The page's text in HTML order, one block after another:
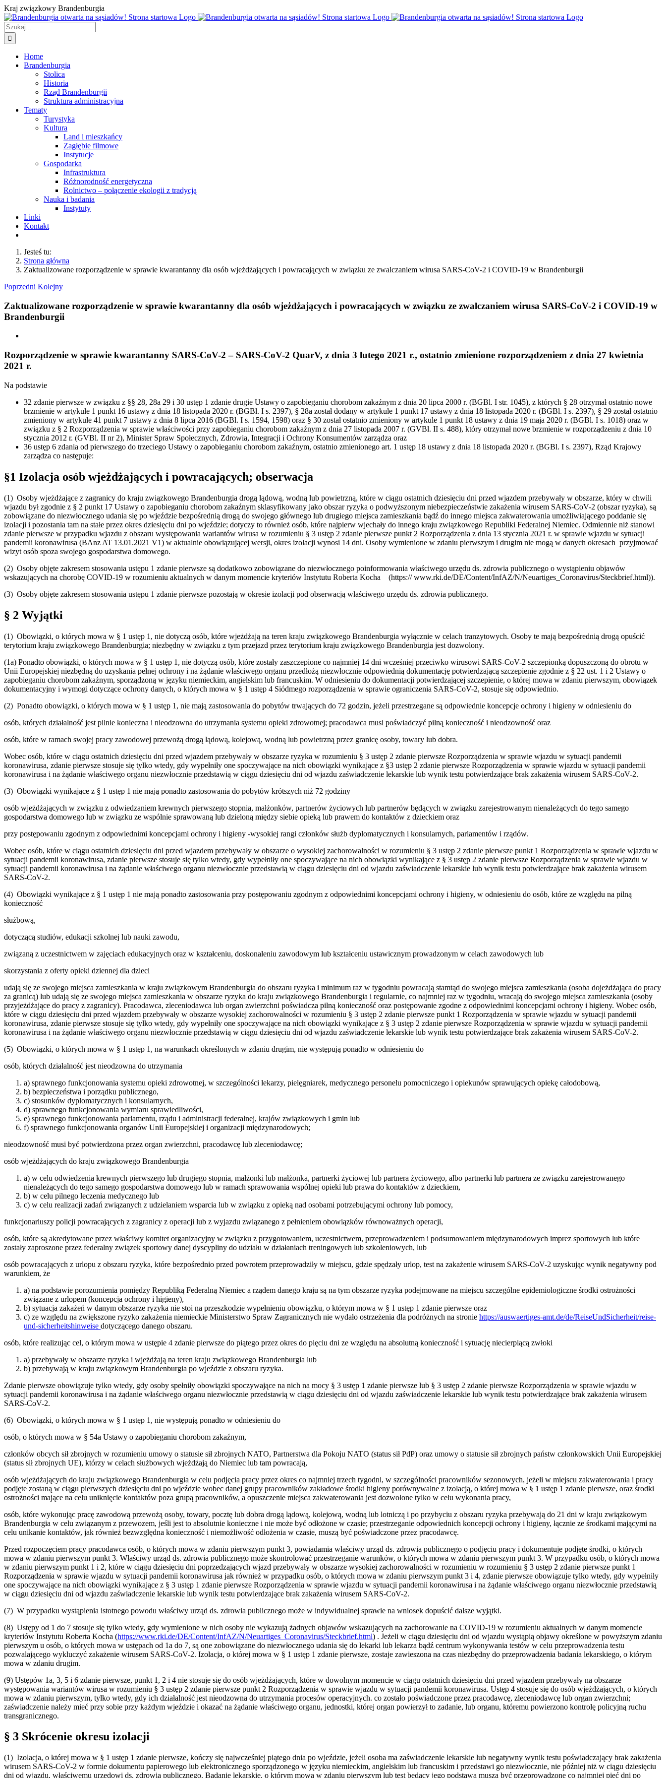
Przejdź
do
zawartości
Kraj związkowy Brandenburgia
Szukaj
Home
Brandenburgia
Stolica
Historia
Rząd Brandenburgii
Struktura administracyjna
Tematy
Turystyka
Kultura
Land i mieszkańcy
Zagłębie filmowe
Instytucje
Gospodarka
Infrastruktura
Różnorodność energetyczna
Rolnictwo – połączenie ekologii z tradycją
Nauka i badania
Instytuty
Linki
Kontakt
Jesteś tu:
Strona główna
Zaktualizowane rozporządzenie w sprawie kwarantanny dla osób wjeżdżających i powracających w związku ze zwalczaniem wirusa SARS-CoV-2 i COVID-19 w Brandenburgii
Poprzedni Kolejny
Zaktualizowane rozporządzenie w sprawie kwarantanny dla osób wjeżdżających i powracających w związku ze zwalczaniem wirusa SARS-CoV-2 i COVID-19 w
Brandenburgii
obrazek
Rozporządzenie w sprawie kwarantanny SARS-CoV-2 – SARS-CoV-2 QuarV, z dnia 3 lutego 2021 r., ostatnio zmienione rozporządzeniem z dnia 27 kwietnia
2021 r.
Na podstawie
32 zdanie pierwsze w związku z §§ 28, 28a 29 i 30 ustęp 1 zdanie drugie Ustawy o zapobieganiu chorobom zakaźnym z dnia 20 lipca 2000 r. (BGBl. I str. 1045), z których § 28 otrzymał ostatnio nowe
brzmienie w artykule 1 punkt 16 ustawy z dnia 18 listopada 2020 r. (BGBl. I s. 2397), § 28a został dodany w artykule 1 punkt 17 ustawy z dnia 18 listopada 2020 r. (BGBl. I s. 2397), § 29 został ostatnio
zmieniony w artykule 41 punkt 7 ustawy z dnia 8 lipca 2016 (BGBl. I s. 1594, 1598) oraz § 30 został ostatnio zmieniony w artykule 1 punkt 18 ustawy z dnia 19 maja 2020 r. (BGBl. I s. 1018) oraz w
związku z § 2 Rozporządzenia w sprawie właściwości przy zapobieganiu chorobom zakaźnym z dnia 27 listopada 2007 r. (GVBl. II s. 488), który otrzymał nowe brzmienie w rozporządzeniu z dnia 10
stycznia 2012 r. (GVBl. II nr 2), Minister Spraw Społecznych, Zdrowia, Integracji i Ochrony Konsumentów zarządza oraz
36 ustęp 6 zdania od pierwszego do trzeciego Ustawy o zapobieganiu chorobom zakaźnym, ostatnio zmienionego art. 1 ustęp 18 ustawy z dnia 18 listopada 2020 r. (BGBl. I s. 2397), Rząd Krajowy
zarządza co następuje:
§1 Izolacja osób wjeżdżających i powracających; obserwacja
(1) Osoby wjeżdżające z zagranicy do kraju związkowego Brandenburgia drogą lądową, wodną lub powietrzną, które w ciągu ostatnich dziesięciu dni przed wjazdem przebywały w obszarze, który w chwili
wjazdu był zgodnie z § 2 punkt 17 Ustawy o zapobieganiu chorobom zakaźnym sklasyfikowany jako obszar ryzyka o podwyższonym niebezpieczeństwie zakażenia wirusem SARS-CoV-2 (obszar ryzyka), są
zobowiązane do niezwłocznego udania się po wjeździe bezpośrednią drogą do swojego głównego lub drugiego miejsca zamieszkania bądź do innego miejsca zakwaterowania umożliwiającego poddanie się
izolacji i pozostania tam na stałe przez okres dziesięciu dni po wjeździe; dotyczy to również osób, które najpierw wjechały do innego kraju związkowego Republiki Federalnej Niemiec. Odmiennie niż stanowi
zdanie pierwsze w przypadku wjazdu z obszaru występowania wariantów wirusa w rozumieniu § 3 ustęp 2 zdanie pierwsze punkt 2 Rozporządzenia z dnia 13 stycznia 2021 r. w sprawie wjazdu w sytuacji
pandemii koronawirusa (BAnz AT 13.01.2021 V1) w aktualnie obowiązującej wersji, okres izolacji wynosi 14 dni. Osoby wymienione w zdaniu pierwszym i drugim nie mogą w danych okresach przyjmować
wizyt osób spoza swojego gospodarstwa domowego.
(2) Osoby objęte zakresem stosowania ustępu 1 zdanie pierwsze są dodatkowo zobowiązane do niezwłocznego poinformowania właściwego urzędu ds. zdrowia publicznego o wystąpieniu objawów
wskazujących na chorobę COVID-19 w rozumieniu aktualnych w danym momencie kryteriów Instytutu Roberta Kocha (https:// www.rki.de/DE/Content/InfAZ/N/Neuartiges_Coronavirus/Steckbrief.html)).
(3) Osoby objęte zakresem stosowania ustępu 1 zdanie pierwsze pozostają w okresie izolacji pod obserwacją właściwego urzędu ds. zdrowia publicznego.
§ 2 Wyjątki
(1) Obowiązki, o których mowa w § 1 ustęp 1, nie dotyczą osób, które wjeżdżają na teren kraju związkowego Brandenburgia wyłącznie w celach tranzytowych. Osoby te mają bezpośrednią drogą opuścić
terytorium kraju związkowego Brandenburgia; niezbędny w związku z tym przejazd przez terytorium kraju związkowego Brandenburgia jest dozwolony.
(1a) Ponadto obowiązki, o których mowa w § 1 ustęp 1, nie dotyczą osób, które zostały zaszczepione co najmniej 14 dni wcześniej przeciwko wirusowi SARS-CoV-2 szczepionką dopuszczoną do obrotu w
Unii Europejskiej niezbędną do uzyskania pełnej ochrony i na żądanie właściwego organu przedłożą niezwłocznie odpowiednią dokumentację potwierdzającą szczepienie zgodnie z § 22 ust. 1 i 2 Ustawy o
zapobieganiu chorobom zakaźnym, sporządzoną w języku niemieckim, angielskim lub francuskim. W odniesieniu do dokumentacji potwierdzającej szczepienie, o której mowa w zdaniu pierwszym, obowiązek
dokumentacyjny i wymogi dotyczące ochrony danych, o których mowa w § 1 ustęp 4 Siódmego rozporządzenia w sprawie ograniczenia SARS-CoV-2, stosuje się odpowiednio.
(2) Ponadto obowiązki, o których mowa w § 1 ustęp 1, nie mają zastosowania do pobytów trwających do 72 godzin, jeżeli przestrzegane są odpowiednie koncepcje ochrony i higieny w odniesieniu do
osób, których działalność jest pilnie konieczna i nieodzowna do utrzymania systemu opieki zdrowotnej; pracodawca musi poświadczyć pilną konieczność i nieodzowność oraz
osób, które w ramach swojej pracy zawodowej przewożą drogą lądową, kolejową, wodną lub powietrzną przez granicę osoby, towary lub dobra.
Wobec osób, które w ciągu ostatnich dziesięciu dni przed wjazdem przebywały w obszarze ryzyka w rozumieniu § 3 ustęp 2 zdanie pierwsze Rozporządzenia w sprawie wjazdu w sytuacji pandemii
koronawirusa, zdanie pierwsze stosuje się tylko wtedy, gdy wypełniły one spoczywające na nich obowiązki wynikające z §3 ustęp 2 zdanie pierwsze Rozporządzenia w sprawie wjazdu w sytuacji pandemii
koronawirusa i na żądanie właściwego organu niezwłocznie przedstawią w ciągu dziesięciu dni od wjazdu zaświadczenie lekarskie lub wynik testu potwierdzające brak zakażenia wirusem SARS-CoV-2.
(3) Obowiązki wynikające z § 1 ustęp 1 nie mają ponadto zastosowania do pobytów krótszych niż 72 godziny
osób wjeżdżających w związku z odwiedzaniem krewnych pierwszego stopnia, małżonków, partnerów życiowych lub partnerów będących w związku zarejestrowanym nienależących do tego samego
gospodarstwa domowego lub w związku ze wspólnie sprawowaną lub dzieloną między siebie opieką lub prawem do kontaktów z dzieckiem oraz
przy postępowaniu zgodnym z odpowiednimi koncepcjami ochrony i higieny -wysokiej rangi członków służb dyplomatycznych i konsularnych, parlamentów i rządów.
Wobec osób, które w ciągu ostatnich dziesięciu dni przed wjazdem przebywały w obszarze o wysokiej zachorowalności w rozumieniu § 3 ustęp 2 zdanie pierwsze punkt 1 Rozporządzenia w sprawie wjazdu w
sytuacji pandemii koronawirusa, zdanie pierwsze stosuje się tylko wtedy, gdy wypełniły one spoczywające na nich obowiązki wynikające z § 3 ustęp 2 zdanie pierwsze Rozporządzenia w sprawie wjazdu w
sytuacji pandemii koronawirusa i na żądanie właściwego organu niezwłocznie przedstawią w ciągu dziesięciu dni od wjazdu zaświadczenie lekarskie lub wynik testu potwierdzające brak zakażenia wirusem
SARS-CoV-2.
(4) Obowiązki wynikające z § 1 ustęp 1 nie mają ponadto zastosowania przy postępowaniu zgodnym z odpowiednimi koncepcjami ochrony i higieny, w odniesieniu do osób, które ze względu na pilną
konieczność
służbową,
dotyczącą studiów, edukacji szkolnej lub nauki zawodu,
związaną z uczestnictwem w zajęciach edukacyjnych oraz w kształceniu, doskonaleniu zawodowym lub kształceniu ustawicznym prowadzonym w celach zawodowych lub
skorzystania z oferty opieki dziennej dla dzieci
udają się ze swojego miejsca zamieszkania w kraju związkowym Brandenburgia do obszaru ryzyka i minimum raz w tygodniu powracają stamtąd do swojego miejsca zamieszkania (osoba dojeżdżająca do pracy
za granicą) lub udają się ze swojego miejsca zamieszkania w obszarze ryzyka do kraju związkowego Brandenburgia i regularnie, co najmniej raz w tygodniu, wracają do swojego miejsca zamieszkania (osoby
przyjeżdżające do pracy z zagranicy). Pracodawca, zleceniodawca lub organ zwierzchni poświadcza pilną konieczność oraz postępowanie zgodne z odpowiednimi koncepcjami ochrony i higieny. Wobec osób,
które w ciągu dziesięciu dni przed wjazdem przebywały w obszarze wysokiej zachorowalności w rozumieniu § 3 ustęp 2 zdanie pierwsze punkt 1 Rozporządzenia w sprawie wjazdu w sytuacji pandemii
koronawirusa, zdanie pierwsze stosuje się tylko wtedy, gdy wypełniły one spoczywające na nich obowiązki wynikające z § 3 ustęp 2 zdanie pierwsze Rozporządzenia w sprawie wjazdu w sytuacji pandemii
koronawirusa i na żądanie właściwego organu niezwłocznie przedstawią w ciągu dziesięciu dni od wjazdu zaświadczenie lekarskie lub wynik testu potwierdzające brak zakażenia wirusem SARS-CoV-2.
(5) Obowiązki, o których mowa w § 1 ustęp 1, na warunkach określonych w zdaniu drugim, nie występują ponadto w odniesieniu do
osób, których działalność jest nieodzowna do utrzymania
a) sprawnego funkcjonowania systemu opieki zdrowotnej, w szczególności lekarzy, pielęgniarek, medycznego personelu pomocniczego i opiekunów sprawujących opiekę całodobową,
b) bezpieczeństwa i porządku publicznego,
c) stosunków dyplomatycznych i konsularnych,
d) sprawnego funkcjonowania wymiaru sprawiedliwości,
e) sprawnego funkcjonowania parlamentu, rządu i administracji federalnej, krajów związkowych i gmin lub
f) sprawnego funkcjonowania organów Unii Europejskiej i organizacji międzynarodowych;
nieodzowność musi być potwierdzona przez organ zwierzchni, pracodawcę lub zleceniodawcę;
osób wjeżdżających do kraju związkowego Brandenburgia
a) w celu odwiedzenia krewnych pierwszego lub drugiego stopnia, małżonki lub małżonka, partnerki życiowej lub partnera życiowego, albo partnerki lub partnera ze związku zarejestrowanego
nienależących do tego samego gospodarstwa domowego lub w ramach sprawowania wspólnej opieki lub prawa do kontaktów z dzieckiem,
b) w celu pilnego leczenia medycznego lub
c) w celu realizacji zadań związanych z udzielaniem wsparcia lub w związku z opieką nad osobami potrzebującymi ochrony lub pomocy,
funkcjonariuszy policji powracających z zagranicy z operacji lub z wyjazdu związanego z pełnieniem obowiązków równoważnych operacji,
osób, które są akredytowane przez właściwy komitet organizacyjny w związku z przygotowaniem, uczestnictwem, przeprowadzeniem i podsumowaniem międzynarodowych imprez sportowych lub które
zostały zaproszone przez federalny związek sportowy danej dyscypliny do udziału w działaniach treningowych lub szkoleniowych, lub
osób powracających z urlopu z obszaru ryzyka, które bezpośrednio przed powrotem przeprowadziły w miejscu, gdzie spędzały urlop, test na zakażenie wirusem SARS-CoV-2 uzyskując wynik negatywny pod
warunkiem, że
a) na podstawie porozumienia pomiędzy Republiką Federalną Niemiec a rządem danego kraju są na tym obszarze ryzyka podejmowane na miejscu szczególne epidemiologiczne środki ostrożności
związane z urlopem (koncepcja ochrony i higieny),
b) sytuacja zakażeń w danym obszarze ryzyka nie stoi na przeszkodzie wypełnieniu obowiązku, o którym mowa w § 1 ustęp 1 zdanie pierwsze oraz
c) ze względu na zwiększone ryzyko zakażenia niemieckie Ministerstwo Spraw Zagranicznych nie wydało ostrzeżenia dla podróżnych na stronie https://auswaertiges-amt.de/de/ReiseUndSicherheit/reise-
und-sicherheitshinweise dotyczącego danego obszaru.
osób, które realizując cel, o którym mowa w ustępie 4 zdanie pierwsze do piątego przez okres do pięciu dni ze względu na absolutną konieczność i sytuację niecierpiącą zwłoki
a) przebywały w obszarze ryzyka i wjeżdżają na teren kraju związkowego Brandenburgia lub
b) przebywają w kraju związkowym Brandenburgia po wjeździe z obszaru ryzyka.
Zdanie pierwsze obowiązuje tylko wtedy, gdy osoby spełniły obowiązki spoczywające na nich na mocy § 3 ustęp 1 zdanie pierwsze lub § 3 ustęp 2 zdanie pierwsze Rozporządzenia w sprawie wjazdu w
sytuacji pandemii koronawirusa i na żądanie właściwego organu niezwłocznie przedstawią w ciągu dziesięciu dni od wjazdu zaświadczenie lekarskie lub wynik testu potwierdzające brak zakażenia wirusem
SARS-CoV-2.
(6) Obowiązki, o których mowa w § 1 ustęp 1, nie występują ponadto w odniesieniu do
osób, o których mowa w § 54a Ustawy o zapobieganiu chorobom zakaźnym,
członków obcych sił zbrojnych w rozumieniu umowy o statusie sił zbrojnych NATO, Partnerstwa dla Pokoju NATO (status sił PdP) oraz umowy o statusie sił zbrojnych państw członkowskich Unii Europejskiej
(status sił zbrojnych UE), którzy w celach służbowych wjeżdżają do Niemiec lub tam powracają,
osób wjeżdżających do kraju związkowego Brandenburgia w celu podjęcia pracy przez okres co najmniej trzech tygodni, w szczególności pracowników sezonowych, jeżeli w miejscu zakwaterowania i pracy
podjęte zostaną w ciągu pierwszych dziesięciu dni po wjeździe wobec danej grupy pracowników zakładowe środki higieny porównywalne z izolacją, o której mowa w § 1 ustęp 1 zdanie pierwsze, oraz środki
ostrożności mające na celu uniknięcie kontaktów poza grupą pracowników, a opuszczenie miejsca zakwaterowania jest dozwolone tylko w celu wykonania pracy,
osób, które wykonując pracę zawodową przewożą osoby, towary, pocztę lub dobra drogą lądową, kolejową, wodną lub lotniczą i po przybyciu z obszaru ryzyka przebywają do 21 dni w kraju związkowym
Brandenburgia w celu związanym z przewozem, jeśli jest to absolutnie konieczne i nie może być odłożone w czasie; przestrzeganie odpowiednich koncepcji ochrony i higieny, łącznie ze środkami mającymi na
celu unikanie kontaktów, jak również bezwzględna konieczność i niemożliwość odłożenia w czasie, muszą być poświadczone przez pracodawcę.
Przed rozpoczęciem pracy pracodawca osób, o których mowa w zdaniu pierwszym punkt 3, powiadamia właściwy urząd ds. zdrowia publicznego o podjęciu pracy i dokumentuje podjęte środki, o których
mowa w zdaniu pierwszym punkt 3. Właściwy urząd ds. zdrowia publicznego może skontrolować przestrzeganie warunków, o których mowa w zdaniu pierwszym punkt 3. W przypadku osób, o których mowa
w zdaniu pierwszym punkt 1 i 2, które w ciągu dziesięciu dni poprzedzających wjazd przebywały w obszarze wysokiej zachorowalności w rozumieniu w rozumieniu § 3 ustęp 2 zdanie pierwsze punkt 1
Rozporządzenia w sprawie wjazdu w sytuacji pandemii koronawirusa jak również w przypadku osób, o których mowa w zdaniu pierwszym punkt 3 i 4, zdanie pierwsze obowiązuje tylko wtedy, gdy wypełniły
one spoczywające na nich obowiązki wynikające z § 3 ustęp 1 zdanie pierwsze Rozporządzenia w sprawie wjazdu w sytuacji pandemii koronawirusa i na żądanie właściwego organu niezwłocznie przedstawią
w ciągu dziesięciu dni od wjazdu zaświadczenie lekarskie lub wynik testu potwierdzające brak zakażenia wirusem SARS-CoV-2.
(7) W przypadku wystąpienia istotnego powodu właściwy urząd ds. zdrowia publicznego może w indywidualnej sprawie na wniosek dopuścić dalsze wyjątki.
(8) Ustępy od 1 do 7 stosuje się tylko wtedy, gdy wymienione w nich osoby nie wykazują żadnych objawów wskazujących na zachorowanie na COVID-19 w rozumieniu aktualnych w danym momencie
kryteriów Instytutu Roberta Kocha (https://www.rki.de/DE/Content/InfAZ/N/Neuartiges_Coronavirus/Steckbrief.html) . Jeżeli w ciągu dziesięciu dni od wjazdu wystąpią objawy określone w powyższym zdaniu
pierwszym u osób, o których mowa w ustępach od 1a do 7, są one zobowiązane do niezwłocznego udania się do lekarki lub lekarza bądź centrum wykonywania testów w celu przeprowadzenia testu
pozwalającego wykluczyć zakażenie wirusem SARS-CoV-2. Izolacja, o której mowa w § 1 ustęp 1 zdanie pierwsze, zostaje zawieszona na czas niezbędny do przeprowadzenia badania lekarskiego, o którym
mowa w zdaniu drugim.
(9) Ustępów 1a, 3, 5 i 6 zdanie pierwsze, punkt 1, 2 i 4 nie stosuje się do osób wjeżdżających, które w dowolnym momencie w ciągu ostatnich dziesięciu dni przed wjazdem przebywały na obszarze
występowania wariantów wirusa w rozumieniu § 3 ustęp 2 zdanie pierwsze punkt 2 Rozporządzenia w sprawie wjazdu w sytuacji pandemii koronawirusa. Ustęp 4 stosuje się do osób wjeżdżających, o których
mowa w zdaniu pierwszym, tylko wtedy, gdy ich działalność jest nieodzowna do utrzymania procesów operacyjnych. co zostało poświadczone przez pracodawcę, zleceniodawcę lub organ zwierzchni;
zaświadczenie należy mieć przy sobie przy każdym wjeździe i okazać na żądanie właściwego organu, jednostki, której organ powierzył to zadanie, lub organu, któremu powierzono kontrolę policyjną ruchu
transgranicznego.
§ 3 Skrócenie okresu izolacji
(1) Izolacja, o której mowa w § 1 ustęp 1 zdanie pierwsze, kończy się najwcześniej piątego dnia po wjeździe, jeżeli osoba ma zaświadczenie lekarskie lub negatywny wynik testu poświadczający brak zakażenia
wirusem SARS-CoV-2 w formie dokumentu papierowego lub elektronicznego sporządzonego w języku niemieckim, angielskim lub francuskim i przedstawi go niezwłocznie, nie później niż w ciągu dziesięciu
dni od wjazdu, właściwemu urzędowi ds. zdrowia publicznego. Badanie lekarskie, o którym mowa w zdaniu pierwszym lub test będący jego podstawą muszą być przeprowadzone co najmniej pięć dni po